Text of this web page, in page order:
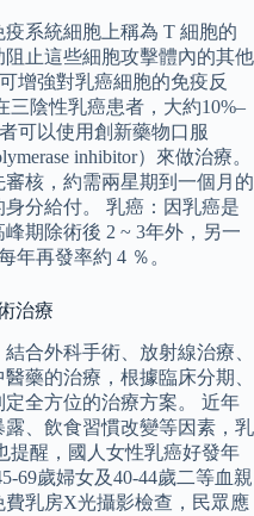
系統細胞上稱為 T 細胞的
止這些細胞攻擊體內的其他
增強對乳癌細胞的免疫反
三陰性乳癌患者，大約10%–
可以使用創新藥物口服
inhibitor）來做治療。
核，約需兩星期到一個月的
分給付。 乳癌：因乳癌是
期除術後 2 ~ 3年外，另一
年再發率約 4 ％。
治療
合外科手術、放射線治療、
藥的治療，根據臨床分期、
全方位的治療方案。 近年
、飲食習慣改變等因素，乳
提醒，國人女性乳癌好發年
69歲婦女及40-44歲二等血親
乳房X光攝影檢查，民眾應